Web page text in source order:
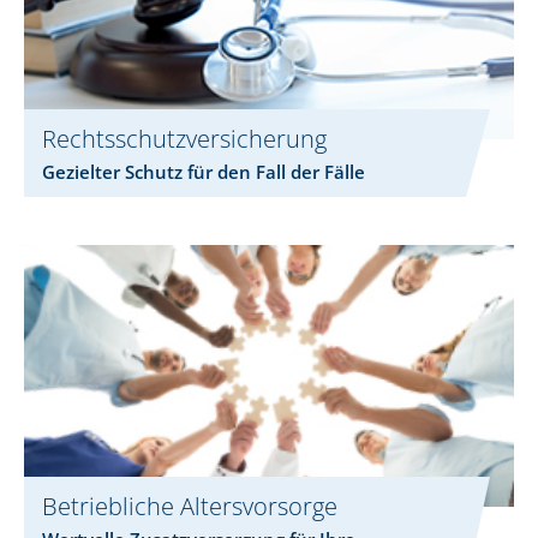
Rechtsschutzversicherung
Gezielter Schutz für den Fall der Fälle
Betriebliche Altersvorsorge